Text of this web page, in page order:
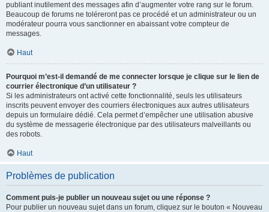
publiant inutilement des messages afin d’augmenter votre rang sur le forum.
Beaucoup de forums ne toléreront pas ce procédé et un administrateur ou un
modérateur pourra vous sanctionner en abaissant votre compteur de
messages.
Haut
Pourquoi m’est-il demandé de me connecter lorsque je clique sur le lien de
courrier électronique d’un utilisateur ?
Si les administrateurs ont activé cette fonctionnalité, seuls les utilisateurs
inscrits peuvent envoyer des courriers électroniques aux autres utilisateurs
depuis un formulaire dédié. Cela permet d’empêcher une utilisation abusive
du système de messagerie électronique par des utilisateurs malveillants ou
des robots.
Haut
Problèmes de publication
Comment puis-je publier un nouveau sujet ou une réponse ?
Pour publier un nouveau sujet dans un forum, cliquez sur le bouton « Nouveau